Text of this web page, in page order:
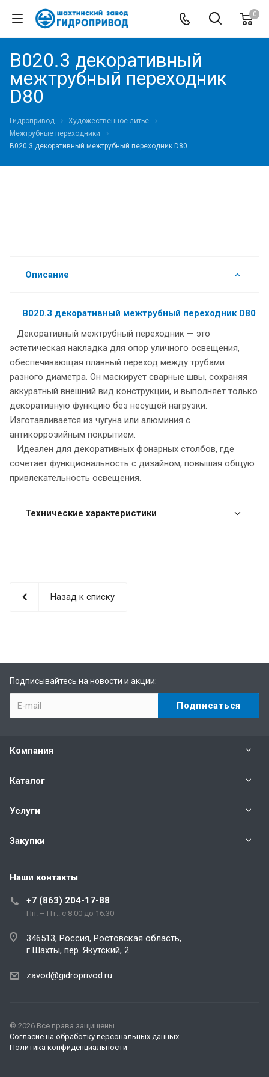
0
В020.3 декоративный
межтрубный переходник
D80
Гидропривод
Художественное литье
Межтрубные переходники
В020.3 декоративный межтрубный переходник D80
Описание
В020.3 декоративный межтрубный переходник D80
Декоративный межтрубный переходник — это
эстетическая накладка для опор уличного освещения,
обеспечивающая плавный переход между трубами
разного диаметра. Он маскирует сварные швы, сохраняя
аккуратный внешний вид конструкции, и выполняет только
декоративную функцию без несущей нагрузки.
Изготавливается из чугуна или алюминия с
антикоррозийным покрытием.
Идеален для декоративных фонарных столбов, где
сочетает функциональность с дизайном, повышая общую
привлекательность освещения.
Технические характеристики
Назад к списку
Подписывайтесь на новости и акции:
Компания
Каталог
Услуги
Закупки
Наши контакты
+7 (863) 204-17-88
Пн. – Пт.: с 8:00 до 16:30
346513, Россия, Ростовская область,
г.Шахты, пер. Якутский, 2
zavod@gidroprivod.ru
© 2026 Все права защищены.
Согласие на обработку персональных данных
Политика конфиденциальности